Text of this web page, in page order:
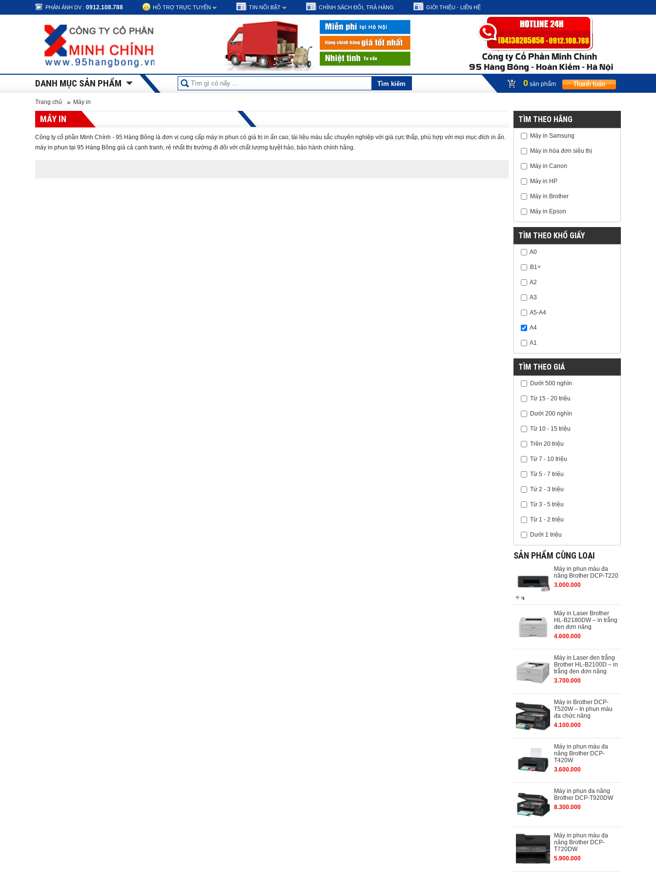
PHẢN ÁNH DV : 0912.108.788 HỖ TRỢ TRỰC TUYẾN TIN NỔI BẬT CHÍNH SÁCH ĐỔI, TRẢ HÀNG GIỚI THIỆU - LIÊN HỆ
DANH MỤC SẢN PHẨM 0 sản phẩm
Trang chủ » Máy in
MÁY IN
Công ty cổ phần Minh Chính - 95 Hàng Bông là đơn vị cung cấp máy in phun có giá trị in ấn cao, tài liệu màu sắc chuyên nghiệp với giá cực thấp, phù hợp với mọi mục đích in ấn.
máy in phun tại 95 Hàng Bông giá cả cạnh tranh, rẻ nhất thị trường đi đôi với chất lượng tuyệt hảo, bảo hành chính hãng.
TÌM THEO HÃNG
Máy in Samsung
Máy in hóa đơn siêu thị
Máy in Canon
Máy in HP
Máy in Brother
Máy in Epson
TÌM THEO KHỔ GIẤY
A0
B1+
A2
A3
A5-A4
A4
A1
TÌM THEO GIÁ
Dưới 500 nghìn
Từ 15 - 20 triệu
Dưới 200 nghìn
Từ 10 - 15 triệu
Trên 20 triệu
Từ 7 - 10 triệu
Từ 5 - 7 triệu
Từ 2 - 3 triệu
Từ 3 - 5 triệu
Từ 1 - 2 triệu
Dưới 1 triệu
SẢN PHẨM CÙNG LOẠI
Máy in phun màu đa
năng Brother DCP-T220
3.000.000
Máy in Laser Brother
HL-B2180DW – in trắng
đen đơn năng
4.600.000
Máy in Laser đen trắng
Brother HL-B2100D – in
trắng đen đơn năng
3.700.000
Máy in Brother DCP-
T520W – In phun màu
đa chức năng
4.100.000
Máy in phun màu đa
năng Brother DCP-
T420W
3.600.000
Máy in phun đa năng
Brother DCP-T920DW
8.300.000
Máy in phun màu đa
năng Brother DCP-
T720DW
5.900.000